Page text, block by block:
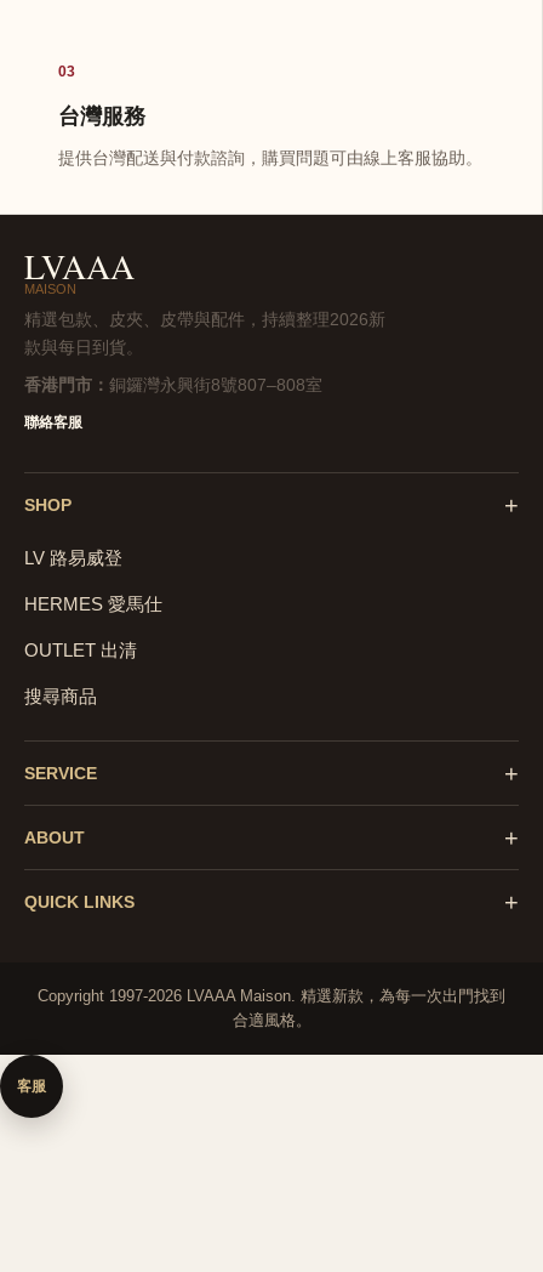
03
台灣服務
提供台灣配送與付款諮詢，購買問題可由線上客服協助。
LVAAA
MAISON
精選包款、皮夾、皮帶與配件，持續整理2026新
款與每日到貨。
香港門市： 銅鑼灣永興街8號807–808室
聯絡客服
SHOP +
LV 路易威登
HERMES 愛馬仕
OUTLET 出清
搜尋商品
SERVICE +
ABOUT +
QUICK LINKS +
Copyright 1997-2026 LVAAA Maison. 精選新款，為每一次出門找到
合適風格。